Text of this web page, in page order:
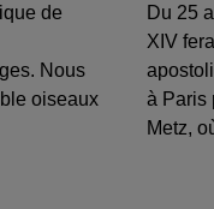
de
Nous
oiseaux
Du 25
XIV
à Paris
Metz,